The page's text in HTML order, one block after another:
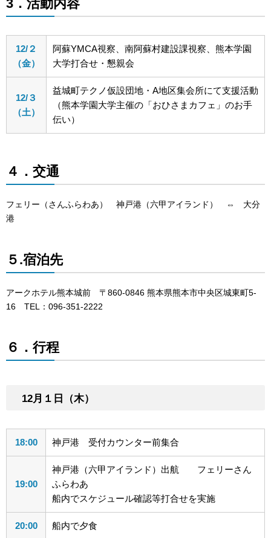
3．活動内容
12/２
（金）
阿蘇YMCA視察、南阿蘇村建設課視察、熊本学園
大学打合せ・懇親会
12/３
（土）
益城町テクノ仮設団地・A地区集会所にて支援活動
（熊本学園大学主催の「おひさまカフェ」のお手
伝い）
４．交通
フェリー（さんふらわあ） 神戸港（六甲アイランド） ⇔ 大分
港
５.宿泊先
アークホテル熊本城前 〒860-0846 熊本県熊本市中央区城東町5-
16 TEL：096-351-2222
６．行程
12月１日（木）
18:00 神戸港 受付カウンター前集合
19:00
神戸港（六甲アイランド）出航 フェリーさん
ふらわあ
船内でスケジュール確認等打合せを実施
20:00 船内で夕食